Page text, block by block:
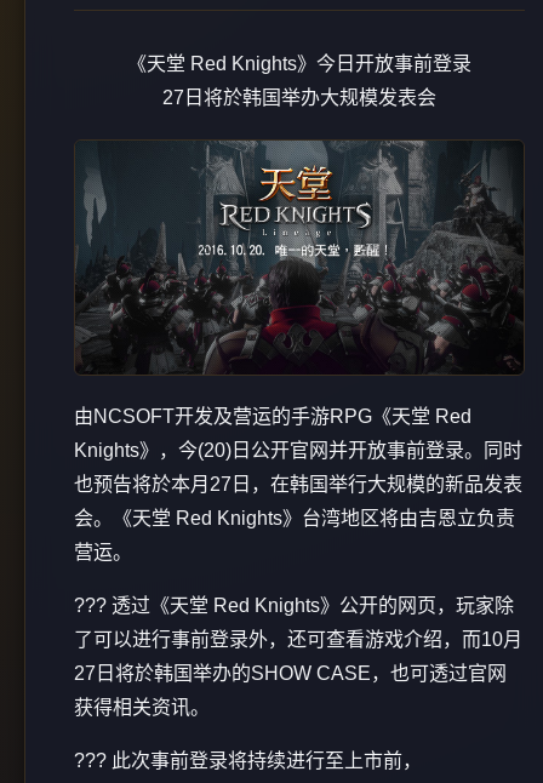
《天堂 Red Knights》今日开放事前登录
27日将於韩国举办大规模发表会
由NCSOFT开发及营运的手游RPG《天堂 Red
Knights》，今(20)日公开官网并开放事前登录。同时
也预告将於本月27日，在韩国举行大规模的新品发表
会。《天堂 Red Knights》台湾地区将由吉恩立负责
营运。
??? 透过《天堂 Red Knights》公开的网页，玩家除
了可以进行事前登录外，还可查看游戏介绍，而10月
27日将於韩国举办的SHOW CASE，也可透过官网
获得相关资讯。
??? 此次事前登录将持续进行至上市前，